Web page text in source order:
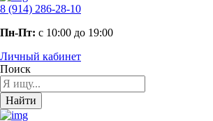
8 (914) 286-28-10
Пн-Пт: с 10:00 до 19:00
Личный кабинет
Поиск
Найти